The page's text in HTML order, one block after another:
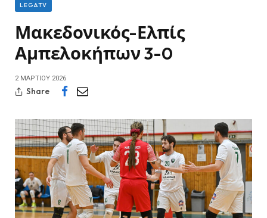
LEGATV
Μακεδονικός-Ελπίς
Αμπελοκήπων 3-0
2 ΜΑΡΤΊΟΥ 2026
Share